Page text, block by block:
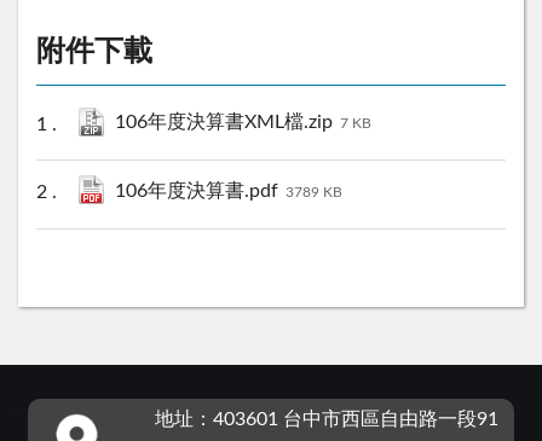
附件下載
106年度決算書XML檔.zip 7 KB
106年度決算書.pdf 3789 KB
地址：403601 台中市西區自由路一段91